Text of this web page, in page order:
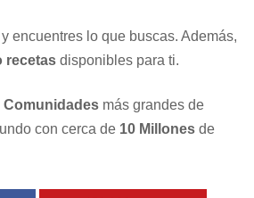
encuentres lo que buscas. Además,
recetas disponibles para ti.
Comunidades más grandes de
con cerca de 10 Millones de